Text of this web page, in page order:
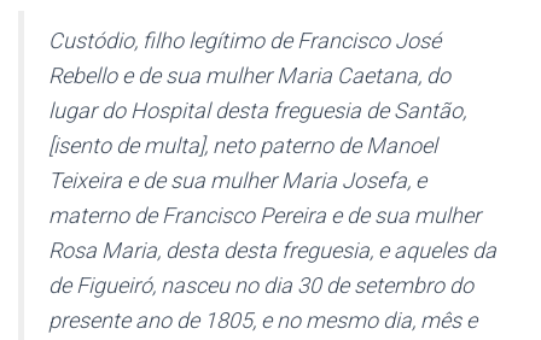
Custódio, filho legítimo de Francisco José
Rebello e de sua mulher Maria Caetana, do
lugar do Hospital desta freguesia de Santão,
[isento de multa], neto paterno de Manoel
Teixeira e de sua mulher Maria Josefa, e
materno de Francisco Pereira e de sua mulher
Rosa Maria, desta desta freguesia, e aqueles da
de Figueiró, nasceu no dia 30 de setembro do
presente ano de 1805, e no mesmo dia, mês e